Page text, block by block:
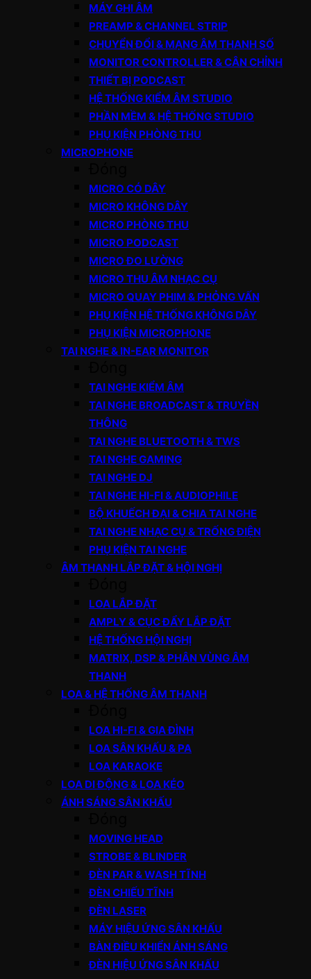
MÁY GHI ÂM
PREAMP & CHANNEL STRIP
CHUYỂN ĐỔI & MẠNG ÂM THANH SỐ
MONITOR CONTROLLER & CÂN CHỈNH
THIẾT BỊ PODCAST
HỆ THỐNG KIỂM ÂM STUDIO
PHẦN MỀM & HỆ THỐNG STUDIO
PHỤ KIỆN PHÒNG THU
MICROPHONE
MICRO CÓ DÂY
MICRO KHÔNG DÂY
MICRO PHÒNG THU
MICRO PODCAST
MICRO ĐO LƯỜNG
MICRO THU ÂM NHẠC CỤ
MICRO QUAY PHIM & PHỎNG VẤN
PHỤ KIỆN HỆ THỐNG KHÔNG DÂY
PHỤ KIỆN MICROPHONE
TAI NGHE & IN-EAR MONITOR
TAI NGHE KIỂM ÂM
TAI NGHE BROADCAST & TRUYỀN
THÔNG
TAI NGHE BLUETOOTH & TWS
TAI NGHE GAMING
TAI NGHE DJ
TAI NGHE HI-FI & AUDIOPHILE
BỘ KHUẾCH ĐẠI & CHIA TAI NGHE
TAI NGHE NHẠC CỤ & TRỐNG ĐIỆN
PHỤ KIỆN TAI NGHE
ÂM THANH LẮP ĐẶT & HỘI NGHỊ
LOA LẮP ĐẶT
AMPLY & CỤC ĐẨY LẮP ĐẶT
HỆ THỐNG HỘI NGHỊ
MATRIX, DSP & PHÂN VÙNG ÂM
THANH
LOA & HỆ THỐNG ÂM THANH
LOA HI-FI & GIA ĐÌNH
LOA SÂN KHẤU & PA
LOA KARAOKE
LOA DI ĐỘNG & LOA KÉO
ÁNH SÁNG SÂN KHẤU
MOVING HEAD
STROBE & BLINDER
ĐÈN PAR & WASH TĨNH
ĐÈN CHIẾU TĨNH
ĐÈN LASER
MÁY HIỆU ỨNG SÂN KHẤU
BÀN ĐIỀU KHIỂN ÁNH SÁNG
ĐÈN HIỆU ỨNG SÂN KHẤU